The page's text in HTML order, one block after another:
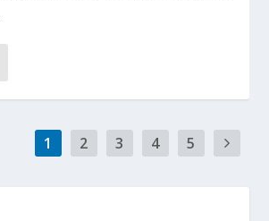
1 2 3 4 5